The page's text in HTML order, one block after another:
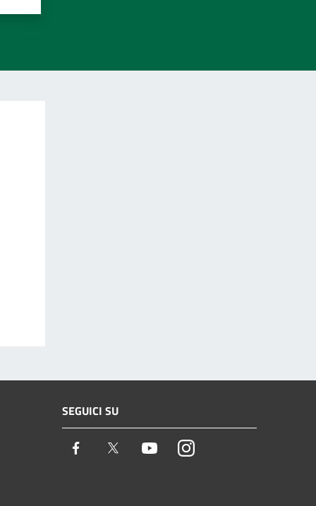
SEGUICI SU
Facebook Twitter YoutubeInstagram